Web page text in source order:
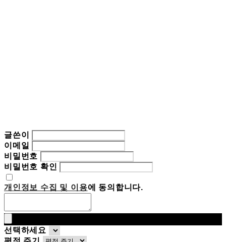
글쓴이
이메일
비밀번호
비밀번호 확인
개인정보 수집 및 이용에 동의합니다.
선택하세요